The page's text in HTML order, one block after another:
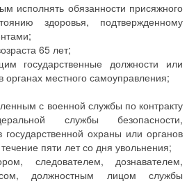
исполнять обязанности присяжного
здоровья, подтвержденному
65 лет;
государственные должности или
местного самоуправления;
с военной службы по контракту
службы безопасности,
охраны или органов
пяти лет со дня увольнения;
следователем, дознавателем,
должностным лицом службы